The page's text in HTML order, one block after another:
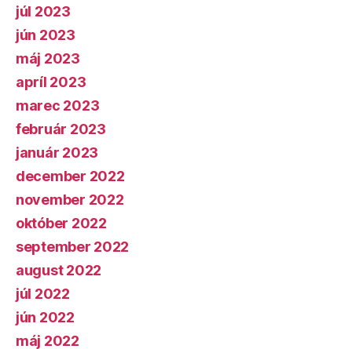
júl 2023
jún 2023
máj 2023
apríl 2023
marec 2023
február 2023
január 2023
december 2022
november 2022
október 2022
september 2022
august 2022
júl 2022
jún 2022
máj 2022